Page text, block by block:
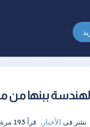
ببنها من
نشر فى الأخبار . قرأ 193